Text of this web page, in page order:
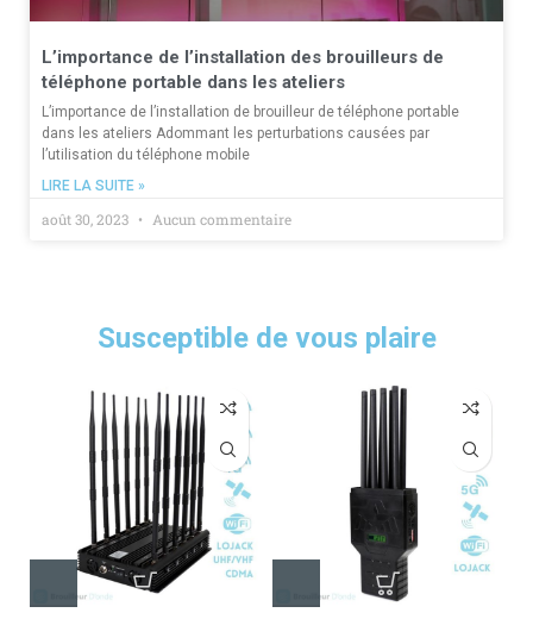
L’importance de l’installation des brouilleurs de
téléphone portable dans les ateliers
L’importance de l’installation de brouilleur de téléphone portable
dans les ateliers Adommant les perturbations causées par
l’utilisation du téléphone mobile
LIRE LA SUITE »
août 30, 2023 Aucun commentaire
Susceptible de vous plaire